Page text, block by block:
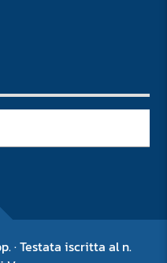
· Testata iscritta al n.